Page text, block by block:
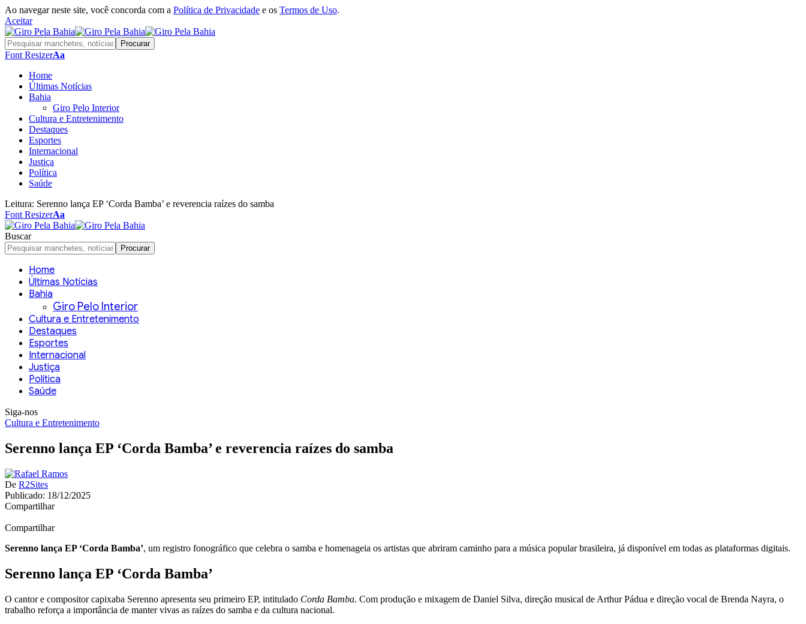
Ao navegar neste site, você concorda com a Política de Privacidade e os Termos de Uso.
Aceitar
Font ResizerAa
Home
Últimas Notícias
Bahia
Giro Pelo Interior
Cultura e Entretenimento
Destaques
Esportes
Internacional
Justiça
Política
Saúde
Leitura: Serenno lança EP ‘Corda Bamba’ e reverencia raízes do samba
Font ResizerAa
Buscar
Home
Últimas Notícias
Bahia
Giro Pelo Interior
Cultura e Entretenimento
Destaques
Esportes
Internacional
Justiça
Política
Saúde
Siga-nos
Cultura e Entretenimento
Serenno lança EP ‘Corda Bamba’ e reverencia raízes do samba
De R2Sites
Publicado: 18/12/2025
Compartilhar
Compartilhar
Serenno lança EP ‘Corda Bamba’, um registro fonográfico que celebra o samba e homenageia os artistas que abriram caminho para a música popular brasileira, já disponível em todas as plataformas digitais.
Serenno lança EP ‘Corda Bamba’
O cantor e compositor capixaba Serenno apresenta seu primeiro EP, intitulado Corda Bamba. Com produção e mixagem de Daniel Silva, direção musical de Arthur Pádua e direção vocal de Brenda Nayra, o
trabalho reforça a importância de manter vivas as raízes do samba e da cultura nacional.